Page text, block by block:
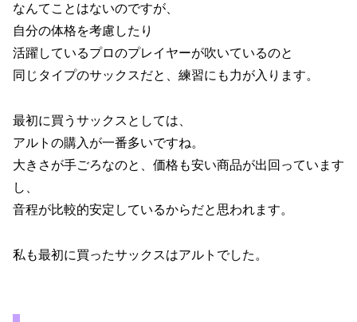
なんてことはないのですが、
自分の体格を考慮したり
活躍しているプロのプレイヤーが吹いているのと
同じタイプのサックスだと、練習にも力が入ります。
最初に買うサックスとしては、
アルトの購入が一番多いですね。
大きさが手ごろなのと、価格も安い商品が出回っています
し、
音程が比較的安定しているからだと思われます。
私も最初に買ったサックスはアルトでした。